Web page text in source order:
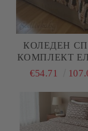
КОЛЕДЕН
КОМПЛЕКТ
100%
€54.71